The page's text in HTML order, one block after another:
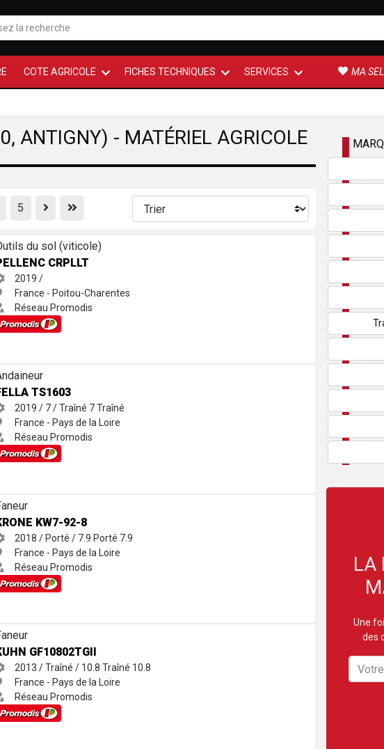
COTE AGRICOLE FICHES TECHNIQUES SERVICES MA
ANTIGNY) - MATÉRIEL AGRICOLE
5 PreviousFirst
du sol (viticole)
CRPLLT
2019 /
France - Poitou-Charentes
Réseau Promodis
TS1603
2019 / 7 / Traîné 7Traîné
France - Pays de la Loire
Réseau Promodis
KW7-92-8
2018 / Porté / 7.9Porté 7.9
France - Pays de la Loire
Réseau Promodis
GF10802TGII
2013 / Traîné / 10.8Traîné 10.8
France - Pays de la Loire
Réseau Promodis
LA
Une
des